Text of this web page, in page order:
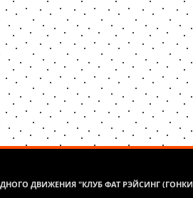
ДВИЖЕНИЯ "КЛУБ ФАТ РЭЙСИНГ